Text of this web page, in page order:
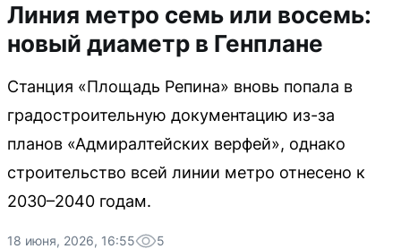
Линия метро семь или восемь:
новый диаметр в Генплане
Станция «Площадь Репина» вновь попала в
градостроительную документацию из-за
планов «Адмиралтейских верфей», однако
строительство всей линии метро отнесено к
2030–2040 годам.
18 июня, 2026, 16:55 5